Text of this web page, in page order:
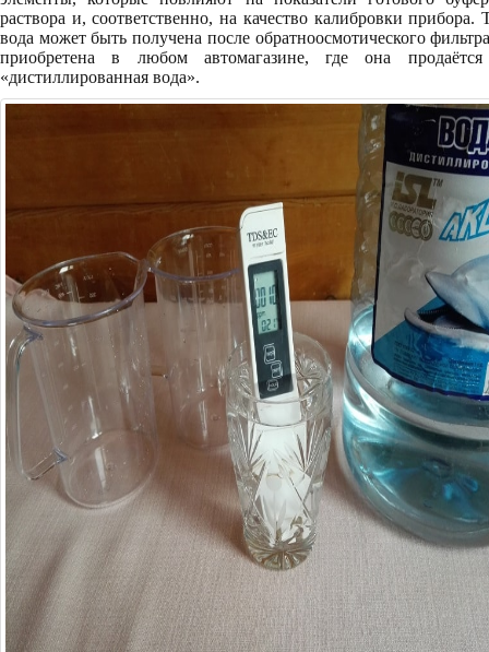
раствора и, соответственно, на качество калибровки прибора.
вода может быть получена после обратноосмотического
приобретена в любом автомагазине, где она
«дистиллированная вода».